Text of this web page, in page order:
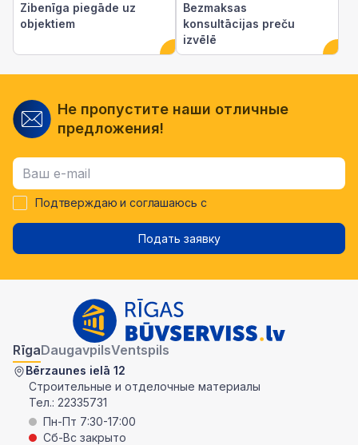
Zibenīga piegāde uz
objektiem
Bezmaksas
konsultācijas preču
izvēlē
Не пропустите наши отличные
предложения!
Подтверждаю и соглашаюсь с
Подать заявку
RīgaDaugavpilsVentspils
Bērzaunes ielā 12
Строительные и отделочные материалы
Тел.: 22335731
Пн-Пт 7:30-17:00
Сб-Вс закрыто